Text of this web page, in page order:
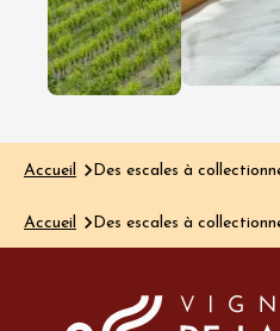
Accueil Des escales à
Accueil Des escales à